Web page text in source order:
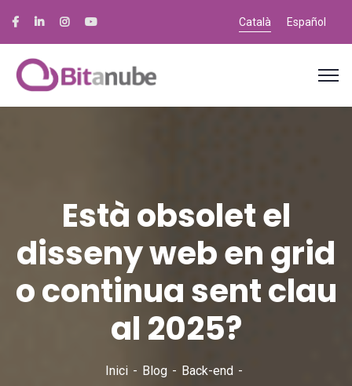
Català Español
Està obsolet el
disseny web en grid
o continua sent clau
al 2025?
Inici Blog
Back-end